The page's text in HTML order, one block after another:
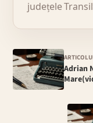
județele
Adrian